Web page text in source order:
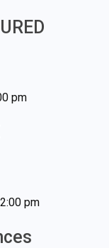
pm
pm